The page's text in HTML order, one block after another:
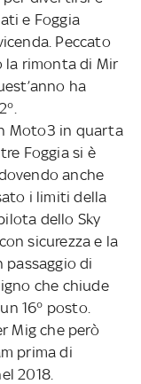
e Foggia
Peccato
la rimonta di Mir
ha
Moto3 in quarta
Foggia si è
anche
i limiti della
dello Sky
sicurezza e la
passaggio di
che chiude
16° posto.
Mig che però
prima di
2018.